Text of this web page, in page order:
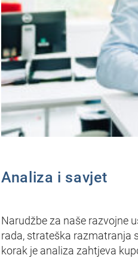
Analiza i savjet
Narudžbe za naše razvojne
rada, strateška razmatranja
korak je analiza zahtjeva